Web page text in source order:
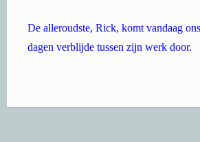
De alleroudste, Rick, komt vandaag
dagen verblijde tussen zijn werk door.